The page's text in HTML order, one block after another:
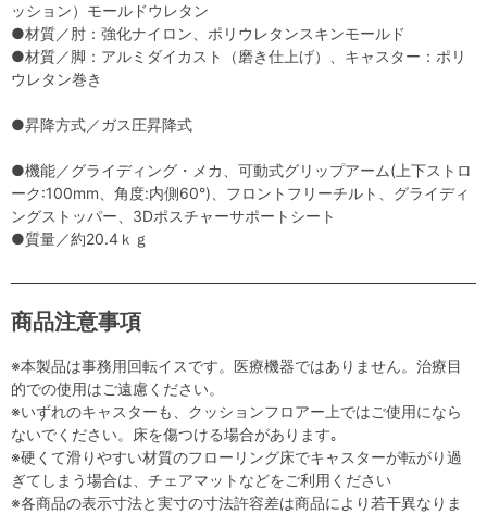
ッション）モールドウレタン
●材質／肘：強化ナイロン、ポリウレタンスキンモールド
●材質／脚：アルミダイカスト（磨き仕上げ）、キャスター：ポリ
ウレタン巻き
●昇降方式／ガス圧昇降式
●機能／グライディング・メカ、可動式グリップアーム(上下ストロ
ーク:100mm、角度:内側60°)、フロントフリーチルト、グライディ
ングストッパー、3Dポスチャーサポートシート
●質量／約20.4ｋｇ
商品注意事項
※本製品は事務用回転イスです。医療機器ではありません。治療目
的での使用はご遠慮ください。
※いずれのキャスターも、クッションフロアー上ではご使用になら
ないでください。床を傷つける場合があります｡
※硬くて滑りやすい材質のフローリング床でキャスターが転がり過
ぎてしまう場合は、チェアマットなどをご利用ください
※各商品の表示寸法と実寸の寸法許容差は商品により若干異なりま